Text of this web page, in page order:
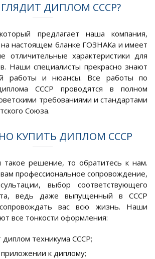
ДИПЛОМ СССР?
предлагает наша компания,
на настоящем бланке ГОЗНАКа и имеет
отличительные характеристики для
Наши специалисты прекрасно знают
работы и нюансы. Все работы по
СССР проводятся в полном
требованиями и стандартами
Союза.
КУПИТЬ ДИПЛОМ СССР
такое решение, то обратитесь к нам.
профессиональное сопровождение,
выбор соответствующего
ведь даже выпущенный в СССР
вас всю жизнь. Наши
все тонкости оформления:
диплом техникума СССР;
к диплому;